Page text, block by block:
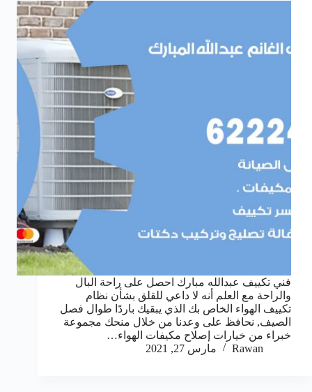
فني تكييف عبدالله مبارك احصل على راحة البال
والراحة مع العلم أنه لا داعي للقلق بشأن نظام
تكييف الهواء الخاص بك الذي يبقيك باردًا طوال فصل
الصيف, نحافظ على وعدنا من خلال منحك مجموعة
خبراء من خيارات إصلاح مكيفات الهواء…
Rawan
مارس 27, 2021